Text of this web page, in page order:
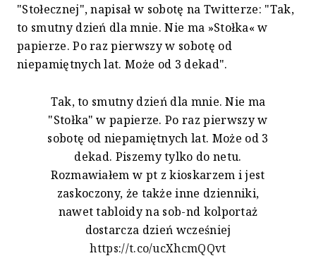
"Stołecznej", napisał w sobotę na Twitterze: "Tak,
to smutny dzień dla mnie. Nie ma »Stołka« w
papierze. Po raz pierwszy w sobotę od
niepamiętnych lat. Może od 3 dekad".
Tak, to smutny dzień dla mnie. Nie ma
"Stołka" w papierze. Po raz pierwszy w
sobotę od niepamiętnych lat. Może od 3
dekad. Piszemy tylko do netu.
Rozmawiałem w pt z kioskarzem i jest
zaskoczony, że także inne dzienniki,
nawet tabloidy na sob-nd kolportaż
dostarcza dzień wcześniej
https://t.co/ucXhcmQQvt